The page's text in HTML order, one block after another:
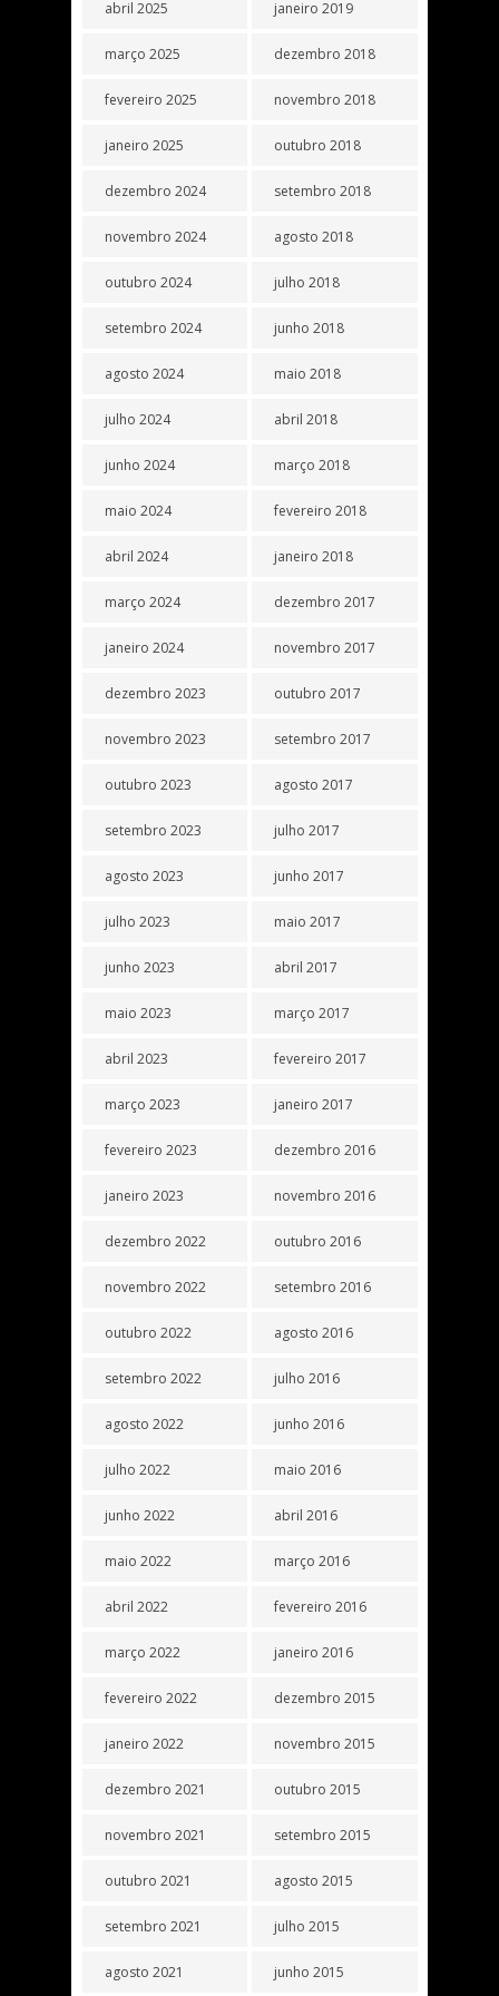
abril 2025
março 2025
fevereiro 2025
janeiro 2025
dezembro 2024
novembro 2024
outubro 2024
setembro 2024
agosto 2024
julho 2024
junho 2024
maio 2024
abril 2024
março 2024
janeiro 2024
dezembro 2023
novembro 2023
outubro 2023
setembro 2023
agosto 2023
julho 2023
junho 2023
maio 2023
abril 2023
março 2023
fevereiro 2023
janeiro 2023
dezembro 2022
novembro 2022
outubro 2022
setembro 2022
agosto 2022
julho 2022
junho 2022
maio 2022
abril 2022
março 2022
fevereiro 2022
janeiro 2022
dezembro 2021
novembro 2021
outubro 2021
setembro 2021
agosto 2021
janeiro 2019
dezembro 2018
novembro 2018
outubro 2018
setembro 2018
agosto 2018
julho 2018
junho 2018
maio 2018
abril 2018
março 2018
fevereiro 2018
janeiro 2018
dezembro 2017
novembro 2017
outubro 2017
setembro 2017
agosto 2017
julho 2017
junho 2017
maio 2017
abril 2017
março 2017
fevereiro 2017
janeiro 2017
dezembro 2016
novembro 2016
outubro 2016
setembro 2016
agosto 2016
julho 2016
junho 2016
maio 2016
abril 2016
março 2016
fevereiro 2016
janeiro 2016
dezembro 2015
novembro 2015
outubro 2015
setembro 2015
agosto 2015
julho 2015
junho 2015